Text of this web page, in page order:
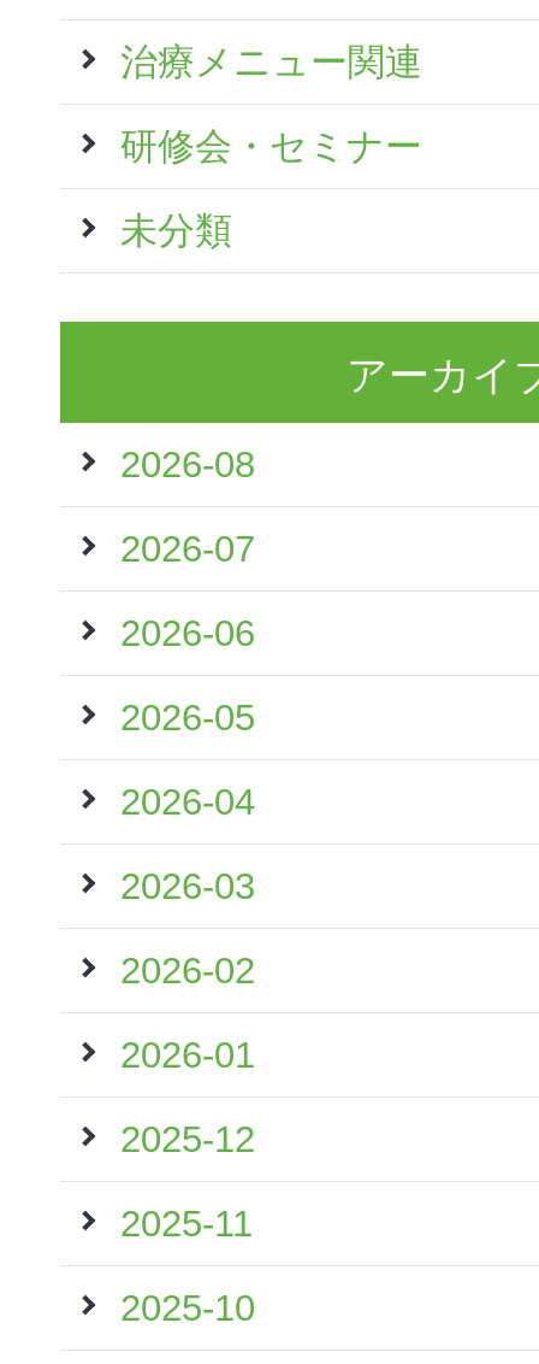
治療メニュー関連
研修会・セミナー
未分類
アーカイ
2026-08
2026-07
2026-06
2026-05
2026-04
2026-03
2026-02
2026-01
2025-12
2025-11
2025-10